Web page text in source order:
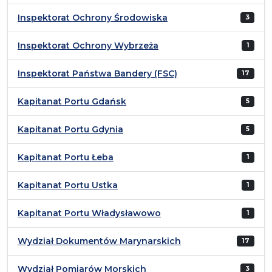
Inspektorat Ochrony Środowiska 3
Inspektorat Ochrony Wybrzeża 1
Inspektorat Państwa Bandery (FSC) 17
Kapitanat Portu Gdańsk 5
Kapitanat Portu Gdynia 5
Kapitanat Portu Łeba 1
Kapitanat Portu Ustka 1
Kapitanat Portu Władysławowo 1
Wydział Dokumentów Marynarskich 17
Wydział Pomiarów Morskich 3